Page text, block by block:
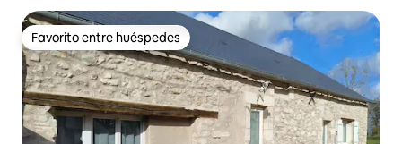
Favorito entre huéspedes
Favorito entre huéspedes